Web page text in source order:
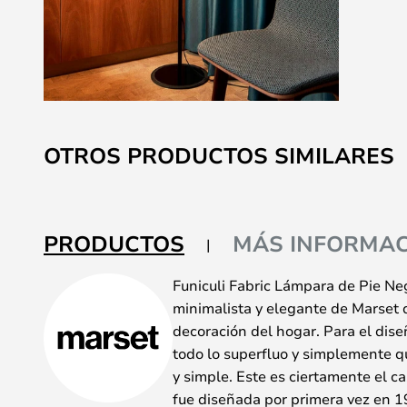
al
comienzo
galería
de
OTROS PRODUCTOS SIMILARES
PRODUCTOS MÁS
Funiculi Fabric Lámpara de Pie
minimalista y elegante de Marset
decoración del hogar. Para el
todo lo superfluo y simplemente
y simple. Este es ciertamente el
fue diseñada por primera vez en